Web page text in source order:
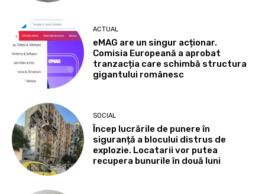
ACTUAL
eMAG are un singur acționar.
Comisia Europeană a aprobat
tranzacția care schimbă structura
gigantului românesc
SOCIAL
Încep lucrările de punere în
siguranță a blocului distrus de
explozie. Locatarii vor putea
recupera bunurile în două luni